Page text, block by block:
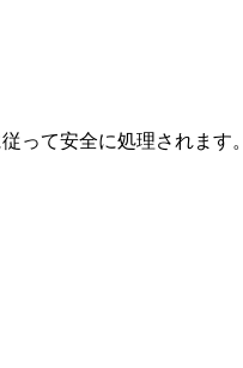
って安全に処理されます。